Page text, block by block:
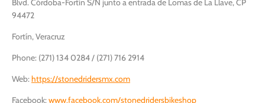
Blvd. Córdoba-Fortín S/N junto a entrada de Lomas de La Llave, CP
94472
Fortín, Veracruz
Phone: (271) 134 0284 / (271) 716 2914
Web:https://stonedridersmx.com
Facebook:www.facebook.com/stonedridersbikeshop